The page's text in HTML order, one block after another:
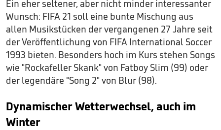
Ein eher seltener, aber nicht minder interessanter
Wunsch: FIFA 21 soll eine bunte Mischung aus
allen Musikstücken der vergangenen 27 Jahre seit
der Veröffentlichung von FIFA International Soccer
1993 bieten. Besonders hoch im Kurs stehen Songs
wie "Rockafeller Skank" von Fatboy Slim (99) oder
der legendäre "Song 2" von Blur (98).
Dynamischer Wetterwechsel, auch im
Winter